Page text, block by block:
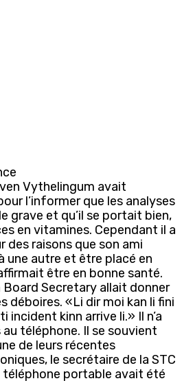
Vythelingum avait
l’informer que les analyses
grave et qu’il se portait bien,
en vitamines. Cependant il a
raisons que son ami
une autre et être placé en
être en bonne santé.
Board Secretary allait donner
déboires. «Li dir moi kan li fini
incident kinn arrive li.» Il n’a
téléphone. Il se souvient
de leurs récentes
le secrétaire de la STC
téléphone portable avait été